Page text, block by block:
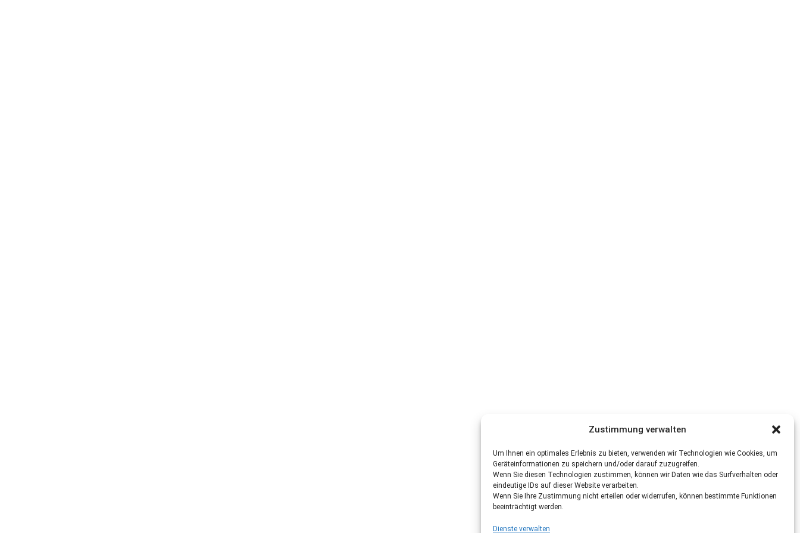
Zustimmung verwalten
Um Ihnen ein optimales Erlebnis zu bieten, verwenden wir Technologien wie Cookies, um
Geräteinformationen zu speichern und/oder darauf zuzugreifen.
Wenn Sie diesen Technologien zustimmen, können wir Daten wie das Surfverhalten oder
eindeutige IDs auf dieser Website verarbeiten.
Wenn Sie Ihre Zustimmung nicht erteilen oder widerrufen, können bestimmte Funktionen
beeinträchtigt werden.
Dienste verwalten